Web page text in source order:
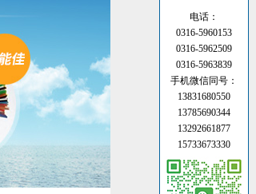
电话：
0316-5960153
0316-5962509
0316-5963839
手机微信同号：
13831680550
13785690344
13292661877
15733673330